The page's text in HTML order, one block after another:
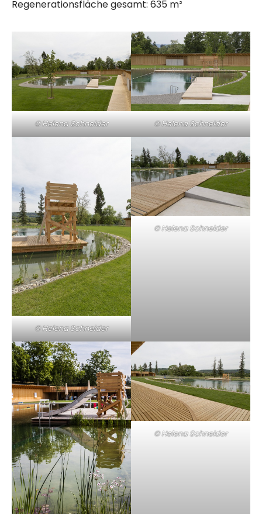
Regenerationsfläche gesamt: 635 m²
© Helena Schneider © Helena Schneider
© Helena Schneider
© Helena Schneider
© Helena Schneider